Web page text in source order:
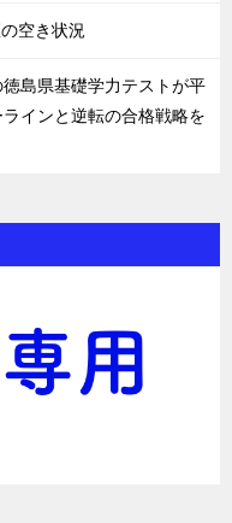
空き状況
島県基礎学力テストが平
インと逆転の合格戦略を